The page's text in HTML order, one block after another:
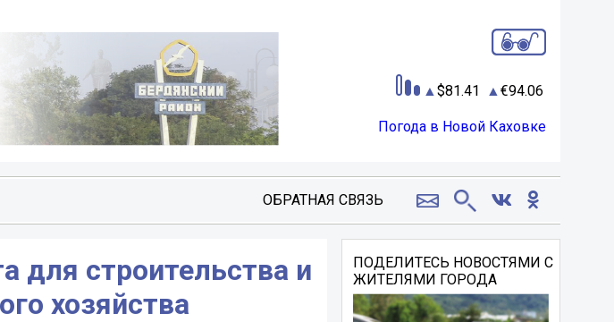
81.41 94.06
Погода в Новой Каховке
ОБРАТНАЯ СВЯЗЬ
для строительства и
хозяйства
ПОДЕЛИТЕСЬ НОВОСТЯМИ С
ЖИТЕЛЯМИ ГОРОДА